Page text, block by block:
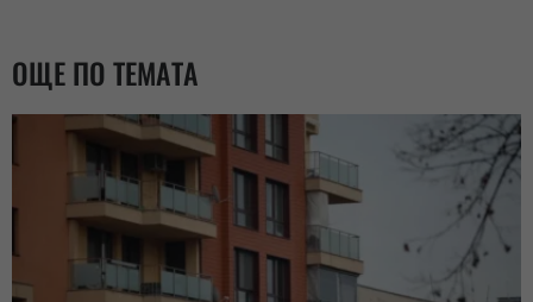
ОЩЕ ПО ТЕМАТА